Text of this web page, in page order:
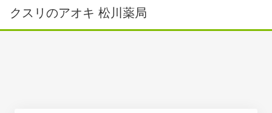
クスリのアオキ 松川薬局